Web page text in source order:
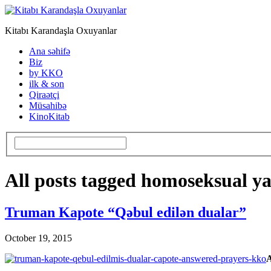
Kitabı Karandaşla Oxuyanlar
Ana səhifə
Biz
by KKO
ilk & son
Qiraətçi
Müsahibə
KinoKitab
All posts tagged homoseksual
Truman Kapote “Qəbul edilən dualar”
October 19, 2015